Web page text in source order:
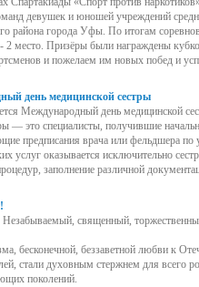
девушек и юношей учреждений
района города Уфы. По итогам
2 место. Призёры были награждены
и пожелаем им новых побед и
день медицинской сестры
Международный день медицинской
— это специалисты, получившие
предписания врача или фельдшера по
услуг оказывается исключительно
заполнение различной
священный,
бесконечной, беззаветной любви к
стали духовным стержнем для всего
поколений.